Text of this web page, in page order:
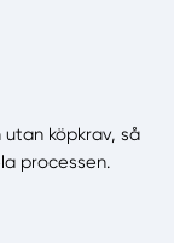
köpkrav, så
processen.